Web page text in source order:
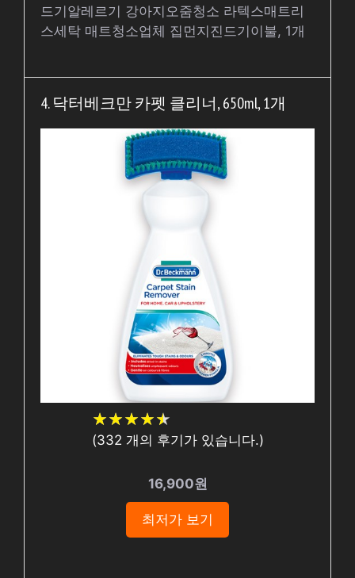
드기알레르기 강아지오줌청소 라텍스매트리
스세탁 매트청소업체 집먼지진드기이불, 1개
4. 닥터베크만 카펫 클리너, 650ml, 1개
★★★★★
★★★★★
(332 개의 후기가 있습니다.)
16,900원
최저가 보기